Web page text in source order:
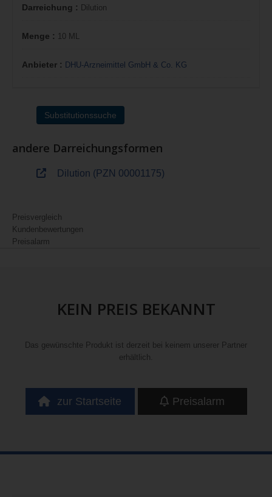
Darreichung : Dilution
Menge : 10 ML
Anbieter : DHU-Arzneimittel GmbH & Co. KG
Substitutionssuche
andere Darreichungsformen
Dilution (PZN 00001175)
Preisvergleich
Kundenbewertungen
Preisalarm
KEIN PREIS BEKANNT
Das gewünschte Produkt ist derzeit bei keinem unserer Partner
erhältlich.
zur Startseite Preisalarm